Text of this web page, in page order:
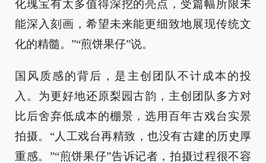
化瑰宝有太多值得深挖的亮点，受篇幅所限未
能深入刻画，希望未来能更细致地展现传统文
化的精髓。”“煎饼果仔”说。
国风质感的背后，是主创团队不计成本的投
入。为更好地还原梨园古韵，主创团队多方对
比后舍弃低成本的棚景，选用百年古戏台实景
拍摄。“人工戏台再精致，也没有古建的历史厚
重感。”“煎饼果仔”告诉记者，拍摄过程很不容